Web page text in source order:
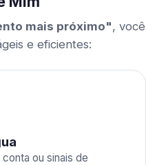
mais próximo", você
e eficientes:
ou sinais de